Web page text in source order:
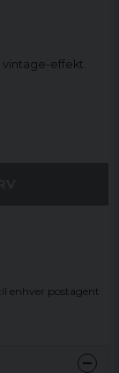
vintage-effekt.
enhver postagent